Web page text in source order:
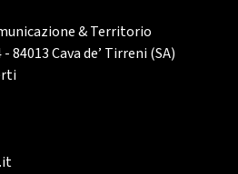
& Territorio
84013 Cava de’ Tirreni (SA)